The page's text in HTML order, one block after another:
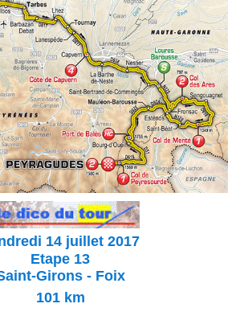
14 juillet 2017
Etape 13
Girons - Foix
101km